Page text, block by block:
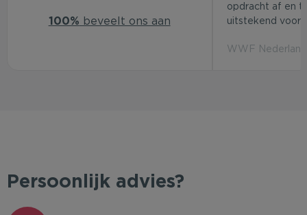
100% beveelt ons aan
opdracht af en
uitstekend voor
WWF
Persoonlijk advies?